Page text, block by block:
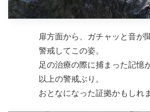
扉方面から、ガチャッと音が
警戒してこの姿。
足の治療の際に捕まった記憶
以上の警戒ぶり。
おとなになった証拠かもしれ